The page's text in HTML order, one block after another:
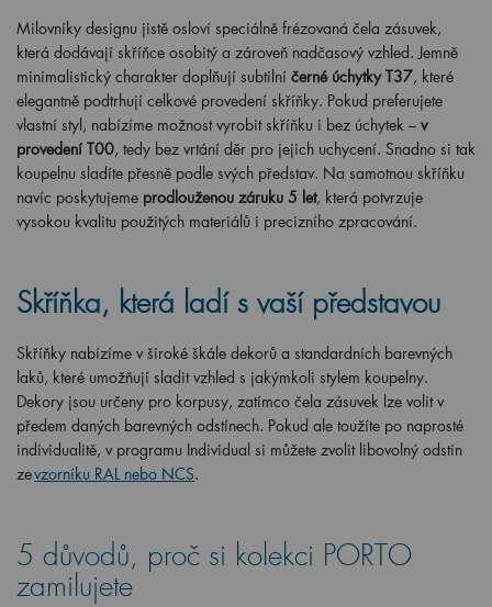
Milovníky designu jistě osloví speciálně frézovaná čela zásuvek,
která dodávají skříňce osobitý a zároveň nadčasový vzhled. Jemně
minimalistický charakter doplňují subtilní černé úchytky T37, které
elegantně podtrhují celkové provedení skříňky. Pokud preferujete
vlastní styl, nabízíme možnost vyrobit skříňku i bez úchytek – v
provedení T00, tedy bez vrtání děr pro jejich uchycení. Snadno si tak
koupelnu sladíte přesně podle svých představ. Na samotnou skříňku
navíc poskytujeme prodlouženou záruku 5 let, která potvrzuje
vysokou kvalitu použitých materiálů i precizního zpracování.
Skříňka, která ladí s vaší představou
Skříňky nabízíme v široké škále dekorů a standardních barevných
laků, které umožňují sladit vzhled s jakýmkoli stylem koupelny.
Dekory jsou určeny pro korpusy, zatímco čela zásuvek lze volit v
předem daných barevných odstínech. Pokud ale toužíte po naprosté
individualitě, v programu Individual si můžete zvolit libovolný odstín
zevzorníku RAL nebo NCS.
5 důvodů, proč si kolekci PORTO
zamilujete